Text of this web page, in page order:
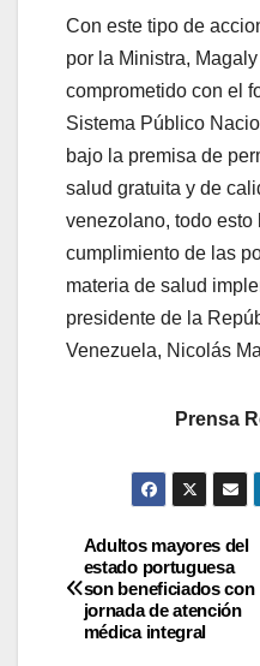
Con este tipo de
por la Ministra,
comprometido con el
Sistema Público
bajo la premisa de
salud gratuita y de
venezolano, todo esto
cumplimiento de las
materia de salud
presidente de la
Venezuela, Nicolás
Prensa
Adultos mayores del
estado portuguesa
son beneficiados con
jornada de atención
médica integral